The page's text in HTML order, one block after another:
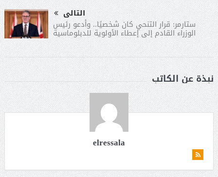
التالى
ستارمر: قرار التنحي كان شخصيًا.. وأدعو رئيس
الوزراء القادم إلى إعطاء الأولوية للدبلوماسية
نبذة عن الكاتب
elressala